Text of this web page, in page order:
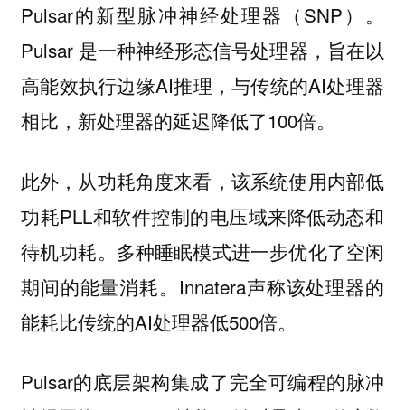
Pulsar的新型脉冲神经处理器（SNP）。
Pulsar 是一种神经形态信号处理器，旨在以
高能效执行边缘AI推理，与传统的AI处理器
相比，新处理器的延迟降低了100倍。
此外，从功耗角度来看，该系统使用内部低
功耗PLL和软件控制的电压域来降低动态和
待机功耗。多种睡眠模式进一步优化了空闲
期间的能量消耗。Innatera声称该处理器的
能耗比传统的AI处理器低500倍。
Pulsar的底层架构集成了完全可编程的脉冲